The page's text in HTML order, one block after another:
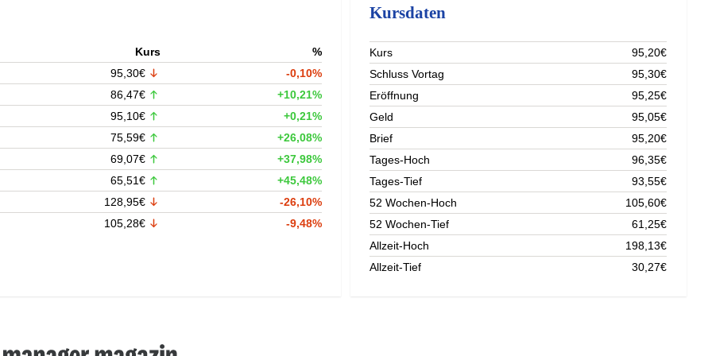
Kurs
%
95,30€
-0,10%
86,47€
+10,21%
95,10€
+0,21%
75,59€
+26,08%
69,07€
+37,98%
65,51€
+45,48%
128,95€
-26,10%
105,28€ -9,48%
Kursdaten
Kurs
95,20€
Schluss Vortag
95,30€
Eröffnung
95,25€
Geld
95,05€
Brief
95,20€
Tages-Hoch
96,35€
Tages-Tief
93,55€
52 Wochen-Hoch
105,60€
52 Wochen-Tief
61,25€
Allzeit-Hoch
198,13€
Allzeit-Tief
30,27€